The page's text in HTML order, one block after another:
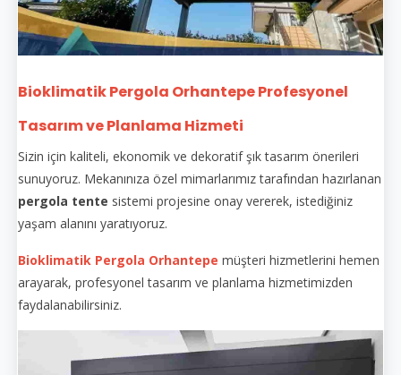
Bioklimatik Pergola Orhantepe Profesyonel
Tasarım ve Planlama Hizmeti
Sizin için kaliteli, ekonomik ve dekoratif şık tasarım önerileri
sunuyoruz. Mekanınıza özel mimarlarımız tarafından hazırlanan
pergola tente sistemi projesine onay vererek, istediğiniz
yaşam alanını yaratıyoruz.
Bioklimatik Pergola Orhantepe müşteri hizmetlerini hemen
arayarak, profesyonel tasarım ve planlama hizmetimizden
faydalanabilirsiniz.